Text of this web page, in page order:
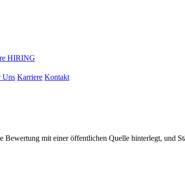
HIRING
Uns Karriere Kontakt
mit einer öffentlichen Quelle hinterlegt, und